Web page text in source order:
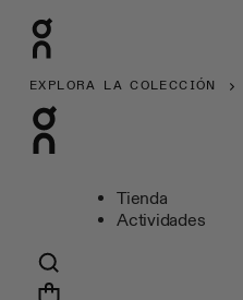
EXPLORA LA COLECCIÓN
Tienda
Actividades